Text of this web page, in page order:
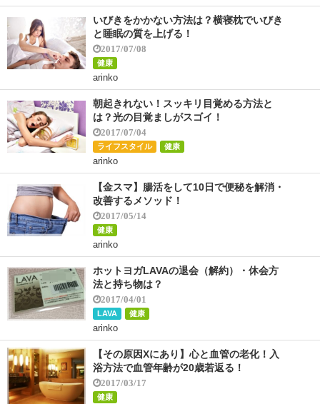
いびきをかかない方法は？横寝枕でいびき
と睡眠の質を上げる！
2017/07/08
健康
arinko
朝起きれない！スッキリ目覚める方法と
は？光の目覚ましがスゴイ！
2017/07/04
ライフスタイル 健康
arinko
【金スマ】腸活をして10日で便秘を解消・
改善するメソッド！
2017/05/14
健康
arinko
ホットヨガLAVAの退会（解約）・休会方
法と持ち物は？
2017/04/01
LAVA 健康
arinko
【その原因Xにあり】心と血管の老化！入
浴方法で血管年齢が20歳若返る！
2017/03/17
健康